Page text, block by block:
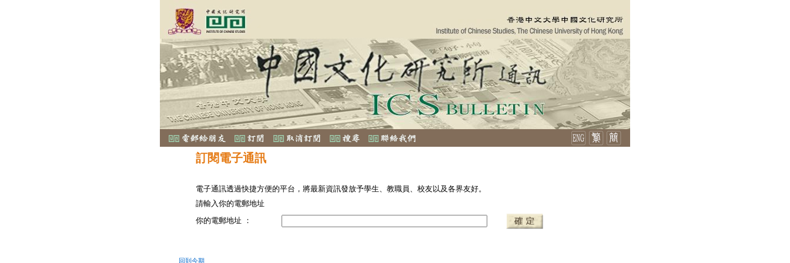
訂閱電子通訊
電子通訊透過快捷方便的平台，將最新資訊發放予學生、教職員、校友以及各界友好。
請輸入你的電郵地址
你的電郵地址 ：
回到今期